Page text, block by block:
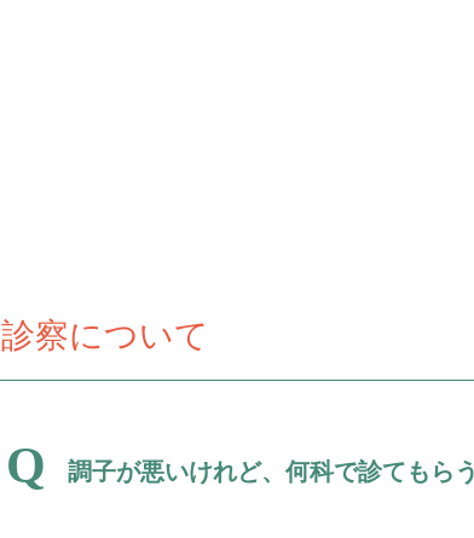
診察について
調子が悪いけれど、何科で診てもら